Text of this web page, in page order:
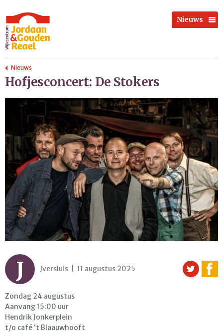
Nieuws
Nieuws
Hofjesconcert: De Stokers
J Jversluis | 11 augustus 2025
Zondag 24 augustus
Aanvang 15:00 uur
Hendrik Jonkerplein
t/o café ‘t Blaauwhooft